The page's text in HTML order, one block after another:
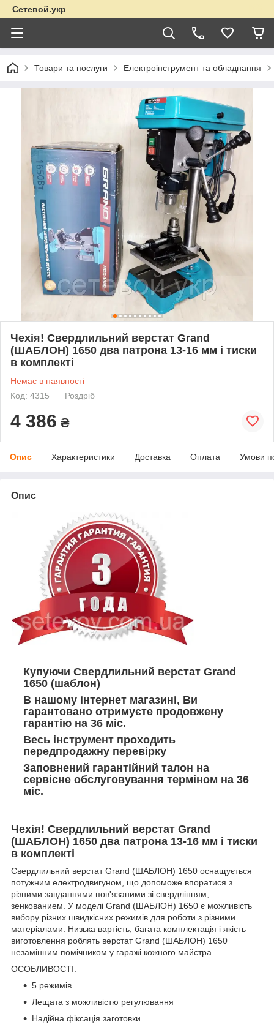
Сетевой.укр
Товари та послуги Електроінструмент та обладнання
Чехія! Свердлильний верстат Grand
(ШАБЛОН) 1650 два патрона 13-16 мм і тиски
в комплекті
Немає в наявності
Код: 4315
Роздріб
4 386 ₴
Опис Характеристики Доставка Оплата Умови
Опис
Купуючи Свердлильний верстат Grand
1650 (шаблон)
В нашому інтернет магазині, Ви
гарантовано отримуєте продовжену
гарантію на 36 міс.
Весь інструмент проходить
передпродажну перевірку
Заповнений гарантійний талон на
сервісне обслуговування терміном на 36
міс.
Чехія! Свердлильний верстат Grand
(ШАБЛОН) 1650 два патрона 13-16 мм і тиски
в комплекті
Свердлильний верстат Grand (ШАБЛОН) 1650 оснащується
потужним електродвигуном, що допоможе впоратися з
різними завданнями пов'язаними зі свердлінням,
зенкованием. У моделі Grand (ШАБЛОН) 1650 є можливість
вибору різних швидкісних режимів для роботи з різними
матеріалами. Низька вартість, багата комплектація і якість
виготовлення роблять верстат Grand (ШАБЛОН) 1650
незамінним помічником у гаражі кожного майстра.
ОСОБЛИВОСТІ:
5 режимів
Лещата з можливістю регулювання
Надійна фіксація заготовки